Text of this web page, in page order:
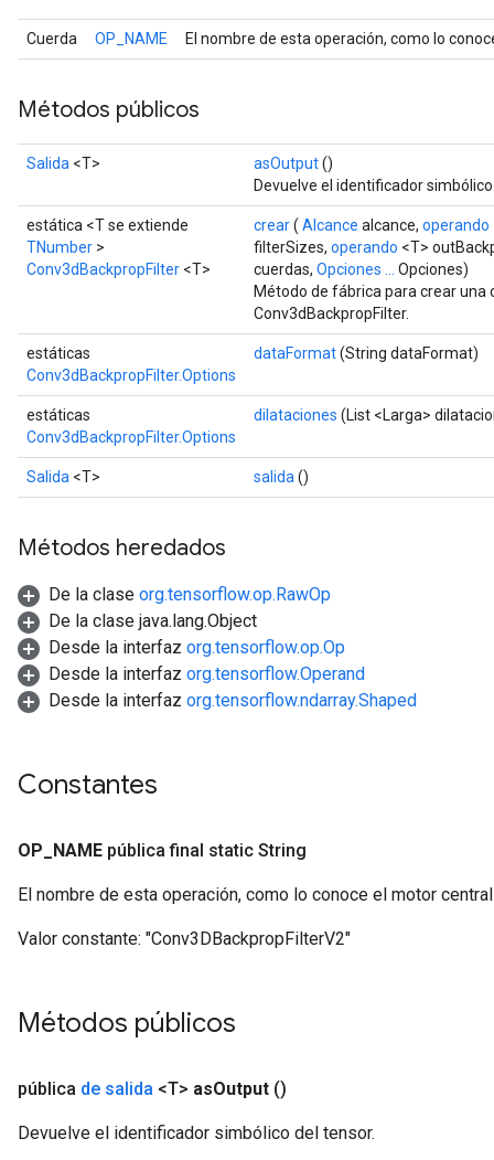
Cuerda OP_NAME El nombre de esta operación, como lo
Métodos públicos
Salida <T> asOutput()
Devuelve el identificador
estática <T se extiende
TNumber >
Conv3dBackpropFilter <T>
crear( Alcance alcance, operando
filterSizes, operando <T>
cuerdas, Opciones ...
Opciones)
Método de fábrica para crear una
Conv3dBackpropFilter.
estáticas
Conv3dBackpropFilter.Options
dataFormat(String dataFormat)
estáticas
Conv3dBackpropFilter.Options
dilataciones (List <Larga>
Salida <T> salida ()
Métodos heredados
De la clase org.tensorflow.op.RawOp
De la clase java.lang.Object
Desde la interfaz org.tensorflow.op.Op
Desde la interfaz org.tensorflow.Operand
Desde la interfaz org.tensorflow.ndarray.Shaped
Constantes
OP NAME pública final static String
El nombre de esta operación, como lo conoce el motor
Valor constante: "Conv3DBackpropFilterV2"
Métodos públicos
pública de salida <T> asOutput ()
Devuelve el identificador simbólico del tensor.